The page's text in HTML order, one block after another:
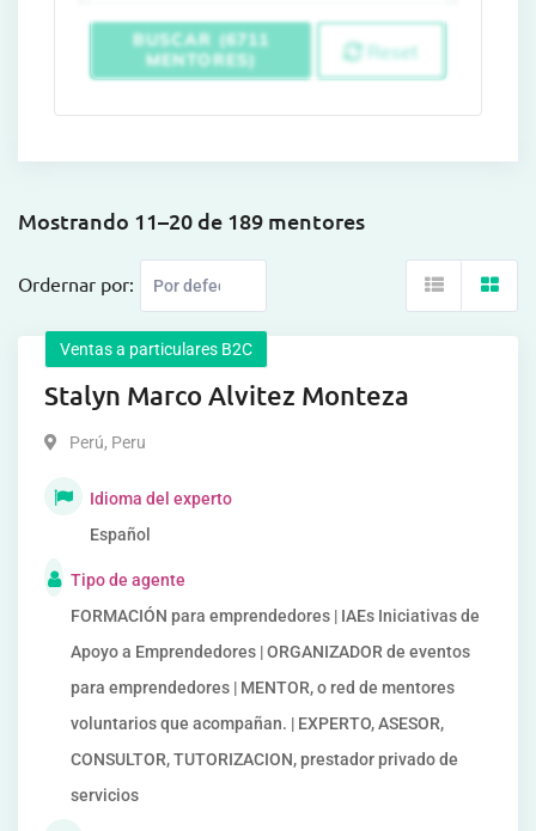
BUSCAR (6711
MENTORES)
Reset
Mostrando 11–20 de 189 mentores
Ordernar por:
Ventas a particulares B2C
Stalyn Marco Alvitez Monteza
Perú, Peru
Idioma del experto
Español
Tipo de agente
FORMACIÓN para emprendedores | IAEs Iniciativas de
Apoyo a Emprendedores | ORGANIZADOR de eventos
para emprendedores | MENTOR, o red de mentores
voluntarios que acompañan. | EXPERTO, ASESOR,
CONSULTOR, TUTORIZACION, prestador privado de
servicios